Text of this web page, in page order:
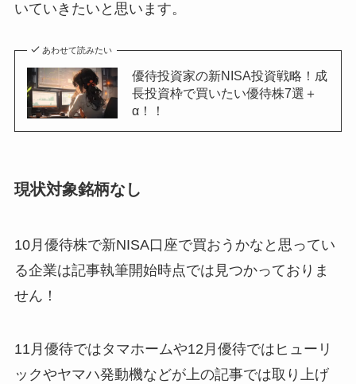
いていきたいと思います。
あわせて読みたい
優待投資家の新NISA投資戦略！成
長投資枠で買いたい優待株7選＋
α！！
現状対象銘柄なし
10月優待株で新NISA口座で買おうかなと思ってい
る企業は記事執筆開始時点では見つかっておりま
せん！
11月優待ではタマホームや12月優待ではヒューリ
ックやヤマハ発動機などが上の記事では取り上げ